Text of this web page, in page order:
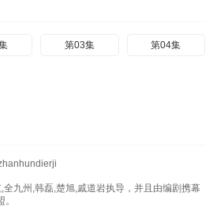
第03集 第04集
九州,韩磊,楚旭,戚道岩执导，并且由编剧携幕